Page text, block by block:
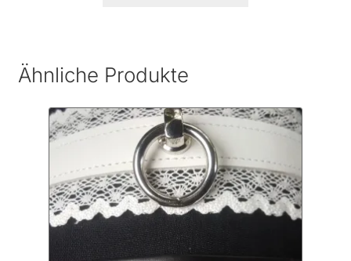
Ähnliche Produkte